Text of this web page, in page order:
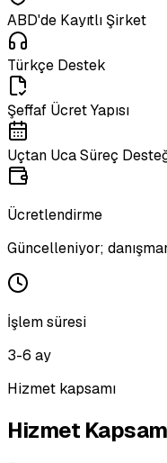
ABD'de Kayıtlı Şirket
Türkçe Destek
Şeffaf Ücret Yapısı
Uçtan Uca Süreç
Ücretlendirme
Güncelleniyor;
İşlem süresi
3-6 ay
Hizmet kapsamı
Hizmet